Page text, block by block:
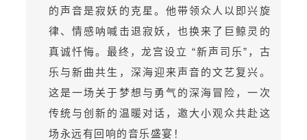
的声音是寂妖的克星。他带领众人以即兴旋
律、情感呐喊击退寂妖，也换来了巨鲸灵的
真诚忏悔。最终，龙宫设立 “新声司乐”，古
乐与新曲共生，深海迎来声音的文艺复兴。
这是一场关于梦想与勇气的深海冒险，一次
传统与创新的温暖对话，邀大小观众共赴这
场永远有回响的音乐盛宴！